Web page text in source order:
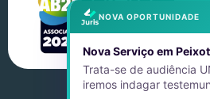
NOVA OPORTUNIDADE
Nova Serviço em
Trata-se de audiência
iremos indagar